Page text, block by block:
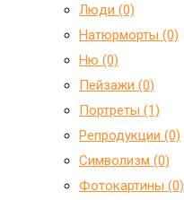
Люди (0)
Натюрморты (0)
Ню (0)
Пейзажи (0)
Портреты (1)
Репродукции (0)
Символизм (0)
Фотокартины (0)